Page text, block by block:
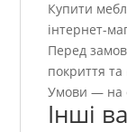
Купити
інтернет-
Перед
покриття
Умови — на
Інші